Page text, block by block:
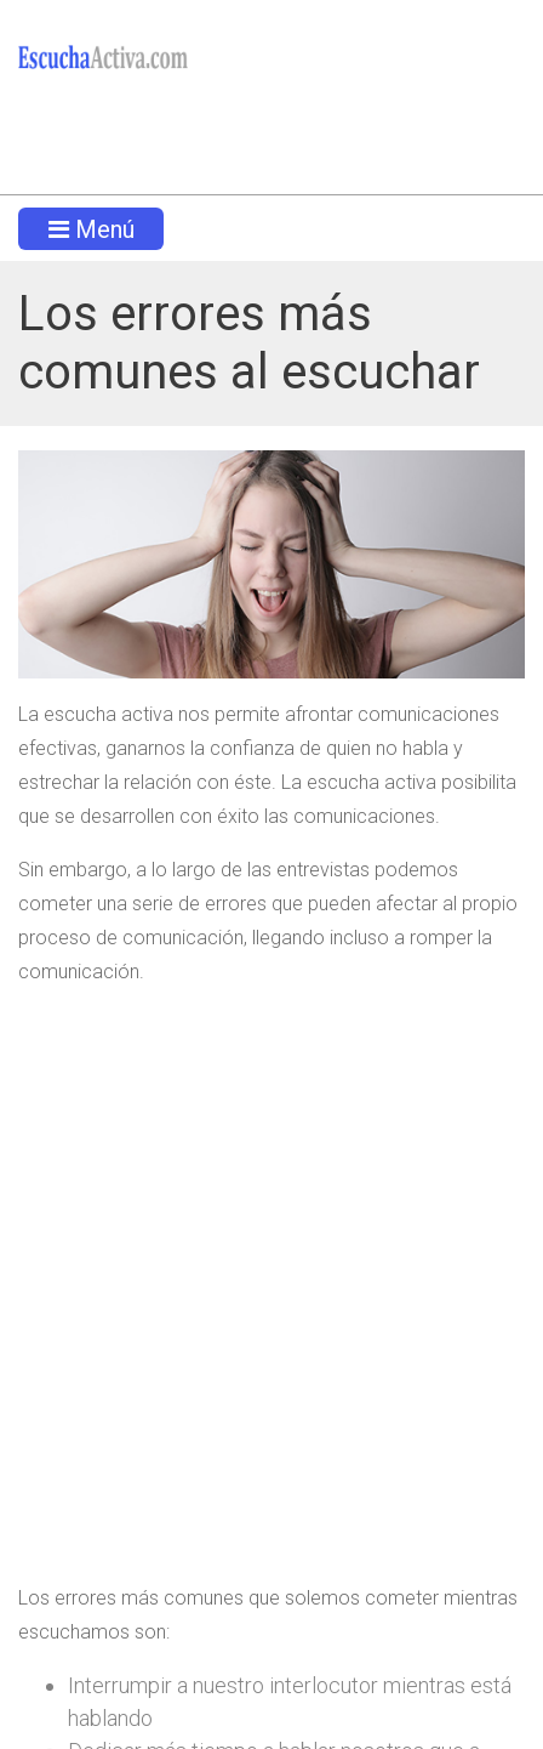
Menú
Los errores más
comunes al escuchar
La escucha activa nos permite afrontar comunicaciones
efectivas, ganarnos la confianza de quien no habla y
estrechar la relación con éste. La escucha activa posibilita
que se desarrollen con éxito las comunicaciones.
Sin embargo, a lo largo de las entrevistas podemos
cometer una serie de errores que pueden afectar al propio
proceso de comunicación, llegando incluso a romper la
comunicación.
Los errores más comunes que solemos cometer mientras
escuchamos son:
Interrumpir a nuestro interlocutor mientras está
hablando